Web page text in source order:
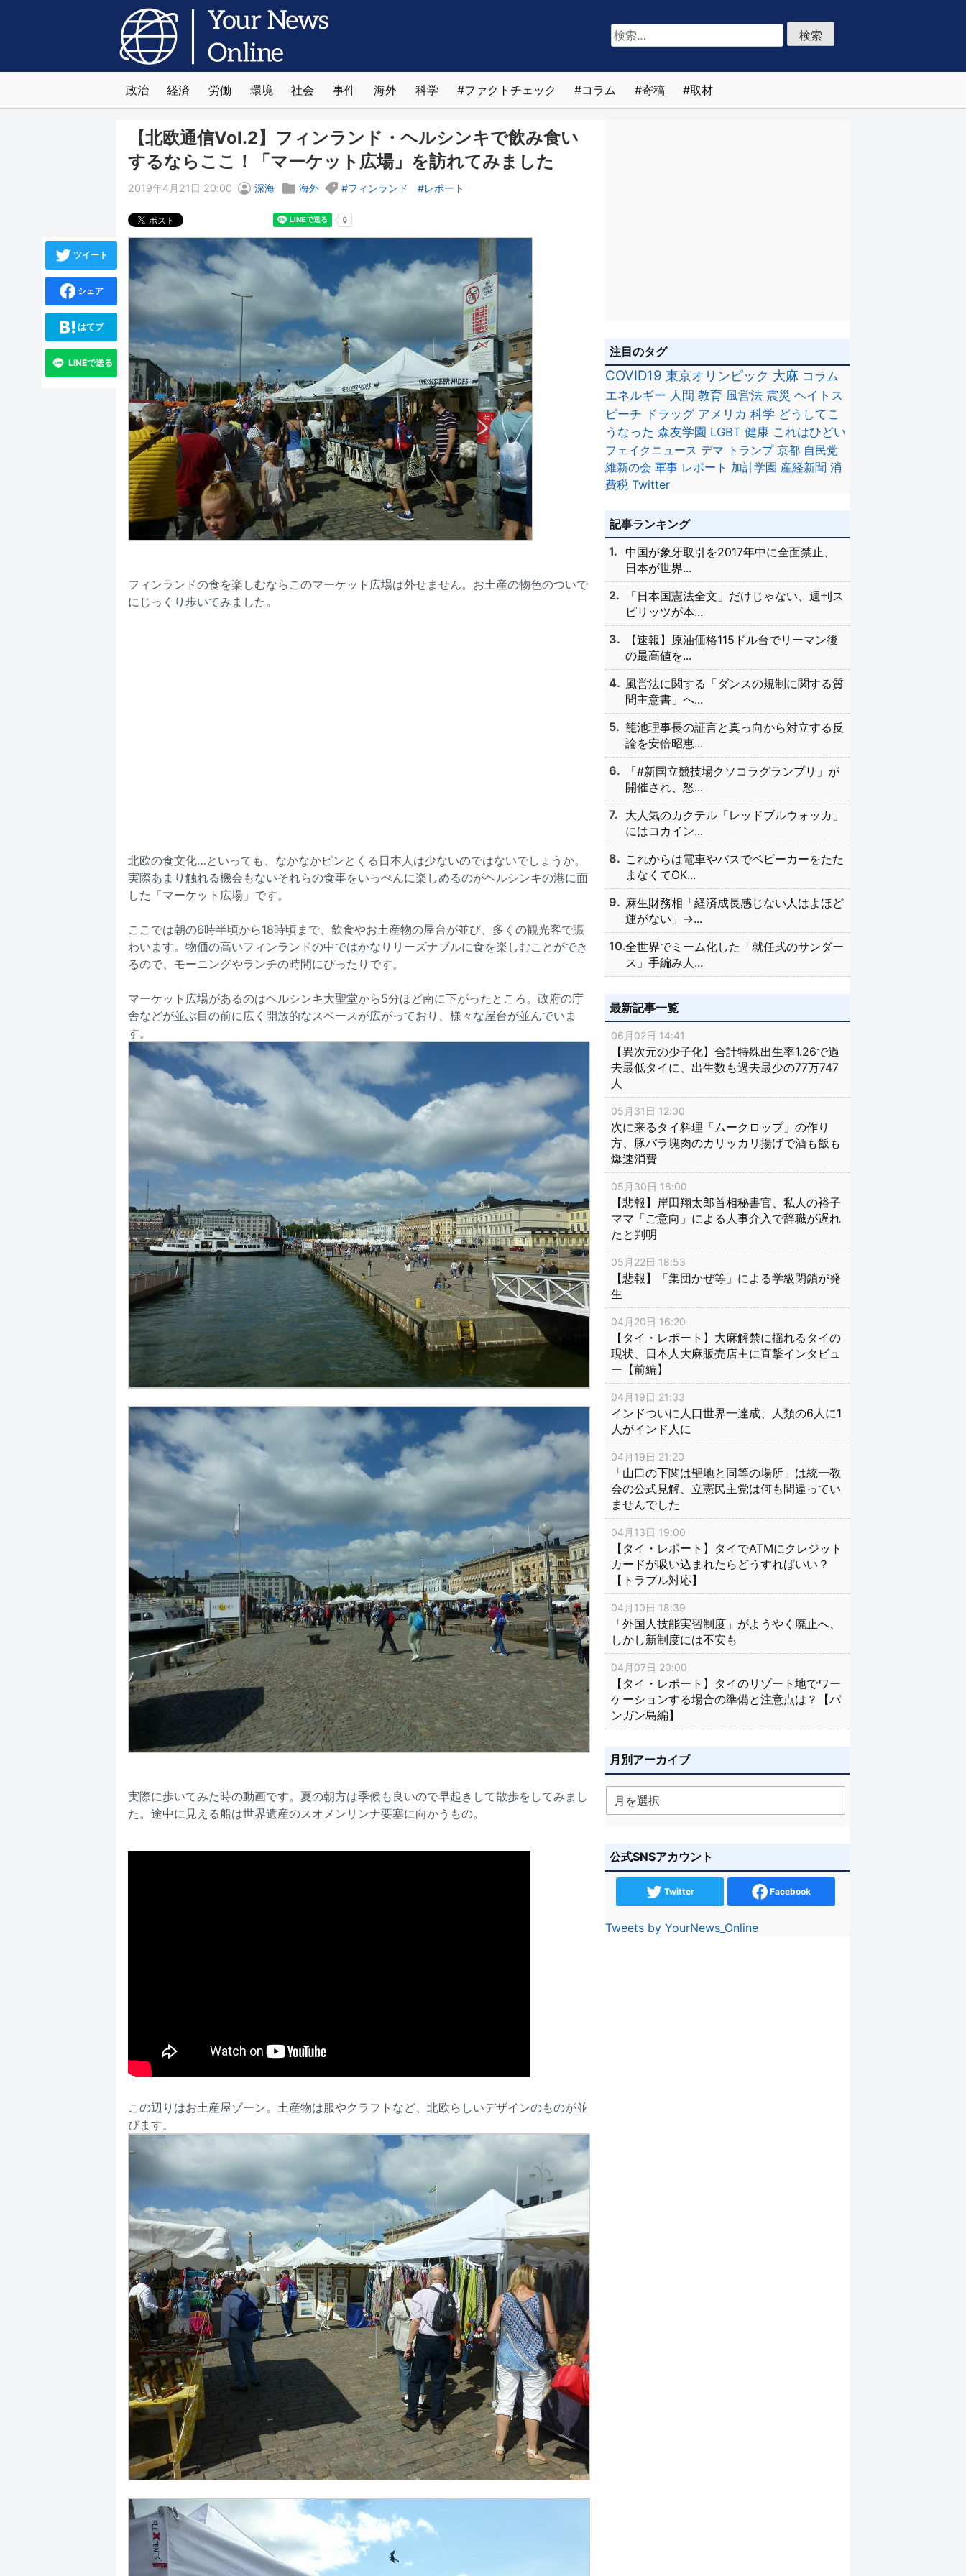
検
索:
政治 経済 労働 環境 社会 事件 海外 科学 ファクトチェック コラム 寄稿 取材
【北欧通信Vol.2】フィンランド・ヘルシンキで飲み食い
するならここ！「マーケット広場」を訪れてみました
2019年4月21日 20:00 深海 海外 フィンランド レポート
フィンランドの食を楽しむならこのマーケット広場は外せません。お土産の物色のついで
にじっくり歩いてみました。
北欧の食文化…といっても、なかなかピンとくる日本人は少ないのではないでしょうか。
実際あまり触れる機会もないそれらの食事をいっぺんに楽しめるのがヘルシンキの港に面
した「マーケット広場」です。
ここでは朝の6時半頃から18時頃まで、飲食やお土産物の屋台が並び、多くの観光客で賑
わいます。物価の高いフィンランドの中ではかなりリーズナブルに食を楽しむことができ
るので、モーニングやランチの時間にぴったりです。
マーケット広場があるのはヘルシンキ大聖堂から5分ほど南に下がったところ。政府の庁
舎などが並ぶ目の前に広く開放的なスペースが広がっており、様々な屋台が並んでいま
す。
実際に歩いてみた時の動画です。夏の朝方は季候も良いので早起きして散歩をしてみまし
た。途中に見える船は世界遺産のスオメンリンナ要塞に向かうもの。
この辺りはお土産屋ゾーン。土産物は服やクラフトなど、北欧らしいデザインのものが並
びます。
ツイート
シェア
はてブ
LINEで送る
注目のタグ
COVID19 東京オリンピック 大麻 コラム
エネルギー 人間 教育 風営法 震災 ヘイトス
ピーチ ドラッグ アメリカ 科学 どうしてこ
うなった 森友学園 LGBT 健康 これはひどい
フェイクニュース デマ トランプ 京都 自民党
維新の会 軍事 レポート 加計学園 産経新聞 消
費税 Twitter
記事ランキング
中国が象牙取引を2017年中に全面禁止、
日本が世界...
「日本国憲法全文」だけじゃない、週刊ス
ピリッツが本...
【速報】原油価格115ドル台でリーマン後
の最高値を...
風営法に関する「ダンスの規制に関する質
問主意書」へ...
籠池理事長の証言と真っ向から対立する反
論を安倍昭恵...
「#新国立競技場クソコラグランプリ」が
開催され、怒...
大人気のカクテル「レッドブルウォッカ」
にはコカイン...
これからは電車やバスでベビーカーをたた
まなくてOK...
麻生財務相「経済成長感じない人はよほど
運がない」→...
全世界でミーム化した「就任式のサンダー
ス」手編み人...
最新記事一覧
06月02日 14:41
【異次元の少子化】合計特殊出生率1.26で過
去最低タイに、出生数も過去最少の77万747
人
05月31日 12:00
次に来るタイ料理「ムークロップ」の作り
方、豚バラ塊肉のカリッカリ揚げで酒も飯も
爆速消費
05月30日 18:00
【悲報】岸田翔太郎首相秘書官、私人の裕子
ママ「ご意向」による人事介入で辞職が遅れ
たと判明
05月22日 18:53
【悲報】「集団かぜ等」による学級閉鎖が発
生
04月20日 16:20
【タイ・レポート】大麻解禁に揺れるタイの
現状、日本人大麻販売店主に直撃インタビュ
ー【前編】
04月19日 21:33
インドついに人口世界一達成、人類の6人に1
人がインド人に
04月19日 21:20
「山口の下関は聖地と同等の場所」は統一教
会の公式見解、立憲民主党は何も間違ってい
ませんでした
04月13日 19:00
【タイ・レポート】タイでATMにクレジット
カードが吸い込まれたらどうすればいい？
【トラブル対応】
04月10日 18:39
「外国人技能実習制度」がようやく廃止へ、
しかし新制度には不安も
04月07日 20:00
【タイ・レポート】タイのリゾート地でワー
ケーションする場合の準備と注意点は？【パ
ンガン島編】
月別アーカイブ
公式SNSアカウント
Twitter Facebook
Tweets by YourNews_Online